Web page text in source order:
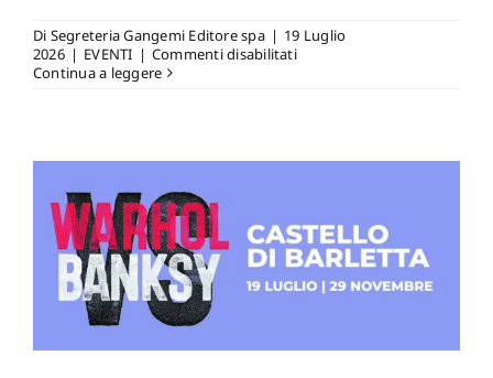
Di Segreteria Gangemi Editore spa | 19 Luglio
2026 | EVENTI | Commenti disabilitatisu
2026
WARHOL
vs
BANSKY
–
Castello
–
Continua a leggere